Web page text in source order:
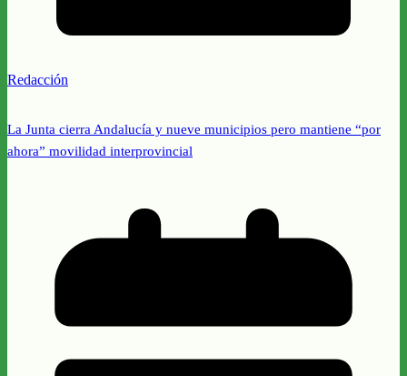
Redacción
La Junta cierra Andalucía y nueve municipios pero mantiene “por
ahora” movilidad interprovincial